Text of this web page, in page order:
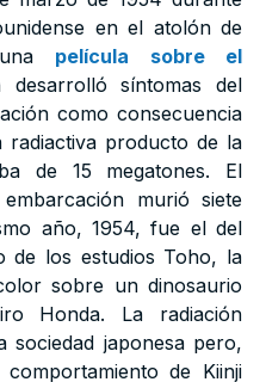
en el atolón de
película sobre el
desarrolló síntomas del
como consecuencia
radiactiva producto de la
de 15 megatones. El
murió siete
año, 1954, fue el del
de los estudios Toho, la
sobre un dinosaurio
Honda. La radiación
sociedad japonesa pero,
de Kiinji